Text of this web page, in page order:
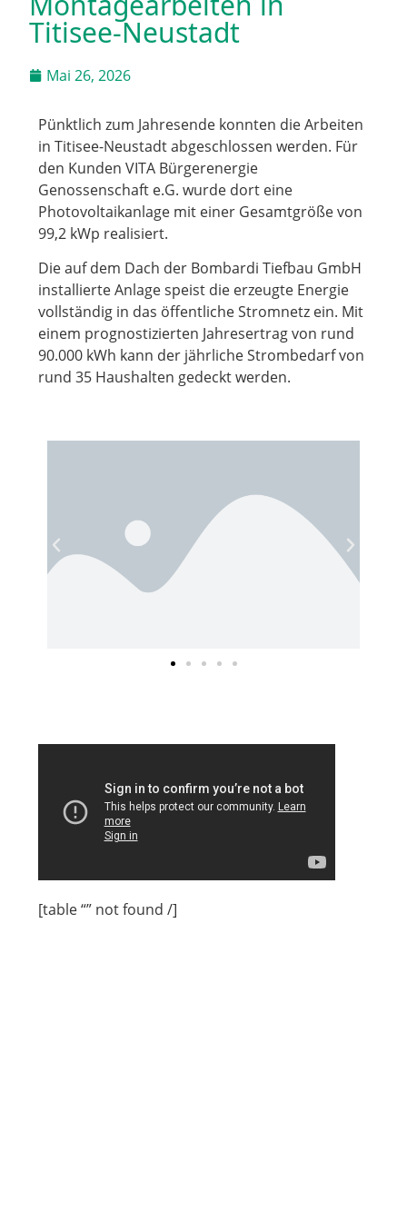
Titisee-Neustadt
Mai 26, 2026
Pünktlich zum Jahresende konnten die Arbeiten
in Titisee-Neustadt abgeschlossen werden. Für
den Kunden VITA Bürgerenergie
Genossenschaft e.G. wurde dort eine
Photovoltaikanlage mit einer Gesamtgröße von
99,2 kWp realisiert.
Die auf dem Dach der Bombardi Tiefbau GmbH
installierte Anlage speist die erzeugte Energie
vollständig in das öffentliche Stromnetz ein. Mit
einem prognostizierten Jahresertrag von rund
90.000 kWh kann der jährliche Strombedarf von
rund 35 Haushalten gedeckt werden.
[table “” not found /]